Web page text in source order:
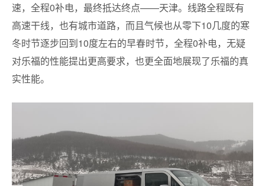
速，全程0补电，最终抵达终点——天津。线路全程既有
高速干线，也有城市道路，而且气候也从零下10几度的寒
冬时节逐步回到10度左右的早春时节，全程0补电，无疑
对乐福的性能提出更高要求，也更全面地展现了乐福的真
实性能。